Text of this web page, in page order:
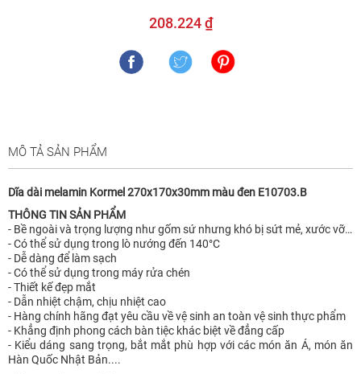
208.224 ₫
MÔ TẢ SẢN PHẨM
Dĩa dài melamin Kormel 270x170x30mm màu đen E10703.B
THÔNG TIN SẢN PHẨM
- Bề ngoài và trọng lượng như gốm sứ nhưng khó bị sứt mẻ, xước vỡ…
- Có thể sử dụng trong lò nướng đến 140°C
- Dễ dàng để làm sạch
- Có thể sử dụng trong máy rửa chén
- Thiết kế đẹp mắt
- Dẫn nhiệt chậm, chịu nhiệt cao
- Hàng chính hãng đạt yêu cầu về vệ sinh an toàn vệ sinh thực phẩm
- Khẳng định phong cách bàn tiệc khác biệt về đẳng cấp
- Kiểu dáng sang trọng, bắt mắt phù hợp với các món ăn Á, món ăn
Hàn Quốc Nhật Bản....